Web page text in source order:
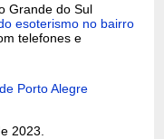
Grande do Sul
esoterismo no bairro
telefones e
Porto Alegre
2023.